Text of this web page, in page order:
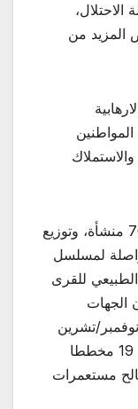
من
أراضي المواطنين
ووثقت الهيئة 46 عملية هدم، طالت 76 منشأة، وتوزيع
لمسلسل
للقرى
الجهات
تشرين
الثاني الماضي 23 مخططا هيكليا، بينها 19 مخططا
لصالح مستعمرات